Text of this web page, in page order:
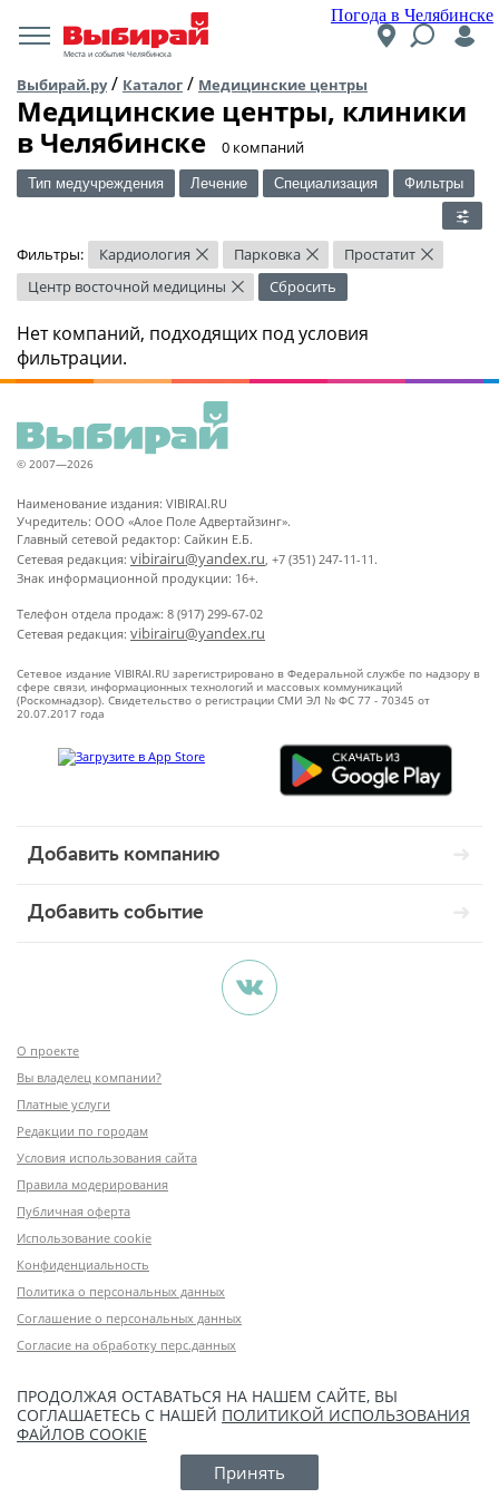
Погода в Челябинске
Места и события Челябинска
Выбирай.ру/ Каталог / Медицинские центры
Медицинские центры, клиники
в Челябинске
​0 компаний
Тип медучреждения Лечение Специализация Фильтры
Фильтры: Кардиология × Парковка × Простатит ×
Центр восточной медицины × Сбросить
Нет компаний, подходящих под условия
фильтрации.
© 2007—2026
Наименование издания: VIBIRAI.RU
Учредитель: ООО «Алое Поле Адвертайзинг».
Главный сетевой редактор: Сайкин Е.Б.
Сетевая редакция: vibirairu@yandex.ru, +7 (351) 247-11-11.
Знак информационной продукции: 16+.
Телефон отдела продаж: 8 (917) 299-67-02
Сетевая редакция: vibirairu@yandex.ru
Сетевое издание VIBIRAI.RU зарегистрировано в Федеральной службе по надзору в
сфере связи, информационных технологий и массовых коммуникаций
(Роскомнадзор). Свидетельство о регистрации СМИ ЭЛ № ФС 77 - 70345 от
20.07.2017 года
Добавить компанию
Добавить событие
О проекте
Вы владелец компании?
Платные услуги
Редакции по городам
Условия использования сайта
Правила модерирования
Публичная оферта
Использование cookie
Конфиденциальность
Политика о персональных данных
Соглашение о персональных данных
Согласие на обработку перс.данных
ПРОДОЛЖАЯ ОСТАВАТЬСЯ НА НАШЕМ САЙТЕ, ВЫ
СОГЛАШАЕТЕСЬ С НАШЕЙ ПОЛИТИКОЙ ИСПОЛЬЗОВАНИЯ
ФАЙЛОВ COOKIE
Принять